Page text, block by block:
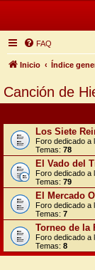
FAQ
Inicio Índice
Canción de
Los Siete
Foro dedicado a
Temas: 78
El Vado del
Foro dedicado a
Temas: 79
El Mercado
Foro dedicado a
Temas: 7
Torneo de la
Foro dedicado a
Temas: 8